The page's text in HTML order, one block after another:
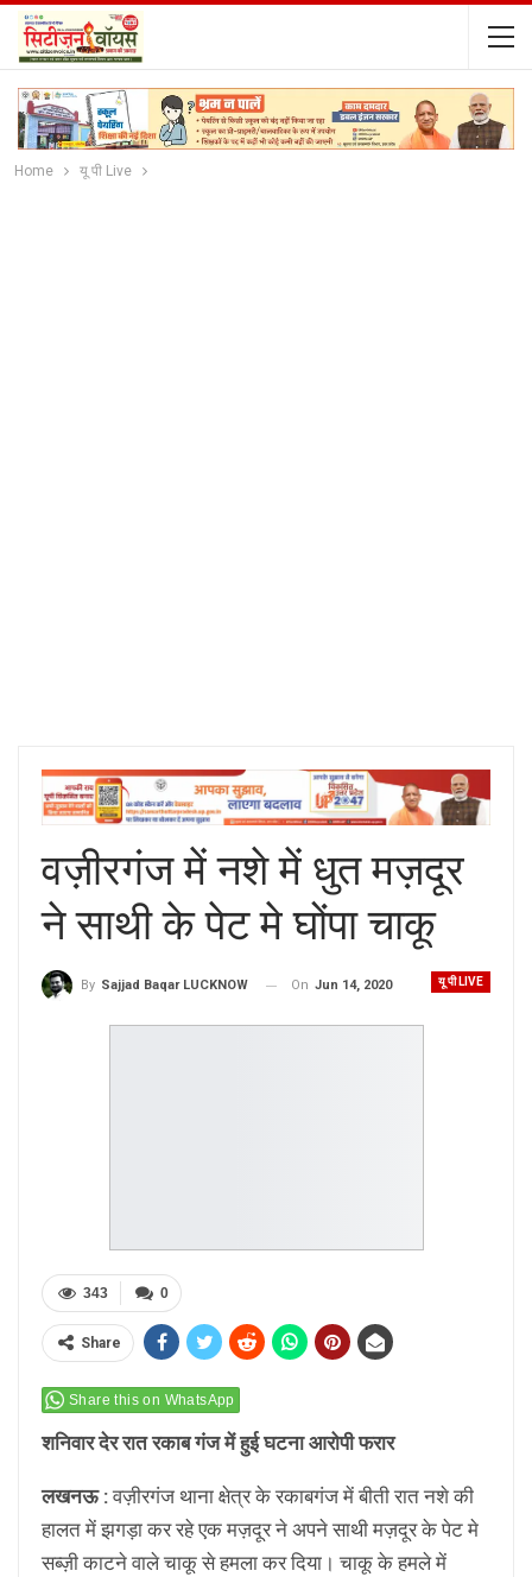
Home यू पी Live
वज़ीरगंज में नशे में धुत मज़दूर
ने साथी के पेट मे घोंपा चाकू
यू पी LIVE
By Sajjad Baqar LUCKNOW On Jun 14, 2020
0
343
Share
Share this on WhatsApp
शनिवार देर रात रकाब गंज में हुई घटना आरोपी फरार
लखनऊ :वज़ीरगंज थाना क्षेत्र के रकाबगंज में बीती रात नशे की
हालत में झगड़ा कर रहे एक मज़दूर ने अपने साथी मज़दूर के पेट मे
सब्ज़ी काटने वाले चाकू से हमला कर दिया। चाकू के हमले में